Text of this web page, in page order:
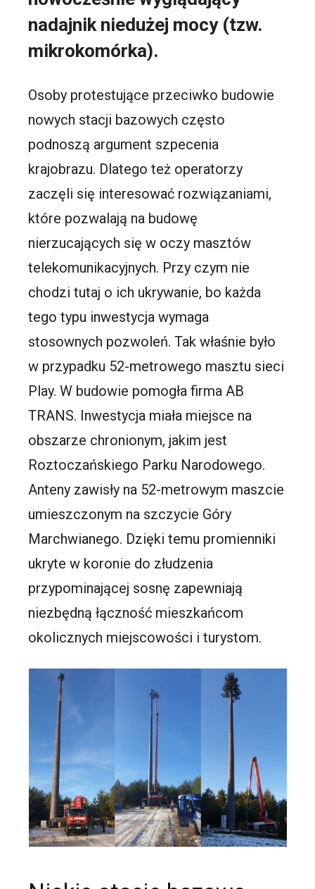
nadajnik niedużej mocy (tzw.
mikrokomórka).
Osoby protestujące przeciwko budowie
nowych stacji bazowych często
podnoszą argument szpecenia
krajobrazu. Dlatego też operatorzy
zaczęli się interesować rozwiązaniami,
które pozwalają na budowę
nierzucających się w oczy masztów
telekomunikacyjnych. Przy czym nie
chodzi tutaj o ich ukrywanie, bo każda
tego typu inwestycja wymaga
stosownych pozwoleń. Tak właśnie było
w przypadku 52-metrowego masztu sieci
Play. W budowie pomogła firma AB
TRANS. Inwestycja miała miejsce na
obszarze chronionym, jakim jest
Roztoczańskiego Parku Narodowego.
Anteny zawisły na 52-metrowym maszcie
umieszczonym na szczycie Góry
Marchwianego. Dzięki temu promienniki
ukryte w koronie do złudzenia
przypominającej sosnę zapewniają
niezbędną łączność mieszkańcom
okolicznych miejscowości i turystom.